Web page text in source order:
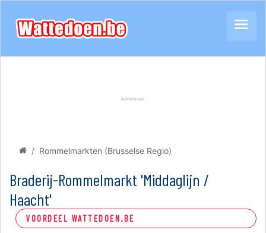
Rommelmarkten (Brusselse Regio)
Braderij-Rommelmarkt 'Middaglijn /
Haacht'
VOORDEEL WATTEDOEN.BE